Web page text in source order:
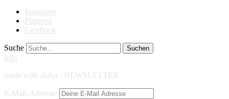
Instagram
Pinterest
Facebook
Suche
Info
made with aloha - NEWSLETTER
E-Mail-Adresse: